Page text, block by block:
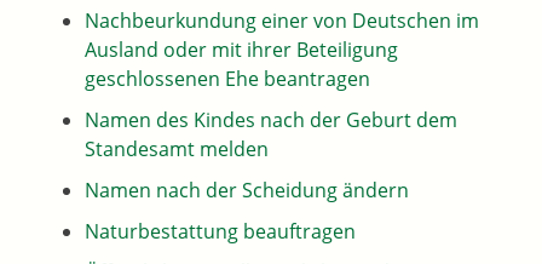
Nachbeurkundung einer von Deutschen im
Ausland oder mit ihrer Beteiligung
geschlossenen Ehe beantragen
Namen des Kindes nach der Geburt dem
Standesamt melden
Namen nach der Scheidung ändern
Naturbestattung beauftragen